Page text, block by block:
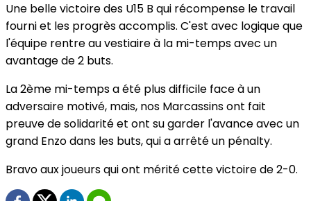
Une belle victoire des U15 B qui récompense le travail
fourni et les progrès accomplis. C'est avec logique que
l'équipe rentre au vestiaire à la mi-temps avec un
avantage de 2 buts.
La 2ème mi-temps a été plus difficile face à un
adversaire motivé, mais, nos Marcassins ont fait
preuve de solidarité et ont su garder l'avance avec un
grand Enzo dans les buts, qui a arrêté un pénalty.
Bravo aux joueurs qui ont mérité cette victoire de 2-0.